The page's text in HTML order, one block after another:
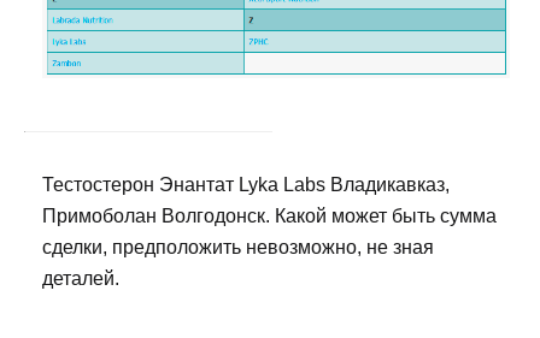
Тестостерон Энантат Lyka Labs Владикавказ,
Примоболан Волгодонск. Какой может быть сумма
сделки, предположить невозможно, не зная
деталей.